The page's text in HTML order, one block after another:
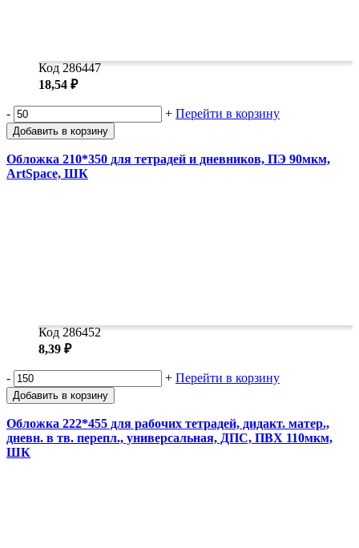
Код 286447
18,54 ₽
- + Перейти в корзину
Добавить в корзину
Обложка 210*350 для тетрадей и дневников, ПЭ 90мкм,
ArtSpace, ШК
Код 286452
8,39 ₽
- + Перейти в корзину
Добавить в корзину
Обложка 222*455 для рабочих тетрадей, дидакт. матер.,
дневн. в тв. перепл., универсальная, ДПС, ПВХ 110мкм,
ШК